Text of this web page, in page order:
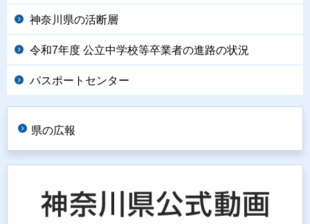
神奈川県の活断層
令和7年度 公立中学校等卒業者の進路の状況
パスポートセンター
県の広報